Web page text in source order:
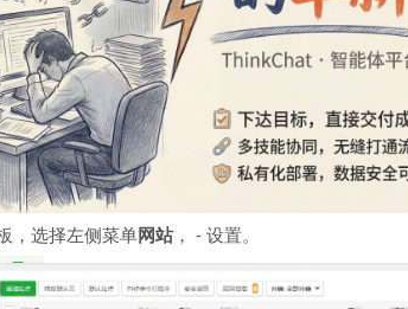
，选择左侧菜单网站， - 设置。